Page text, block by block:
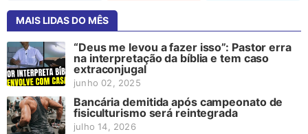
MAIS LIDAS DO MÊS
“Deus me levou a fazer isso”: Pastor erra
na interpretação da bíblia e tem caso
extraconjugal
junho 02, 2025
Bancária demitida após campeonato de
fisiculturismo será reintegrada
julho 14, 2026